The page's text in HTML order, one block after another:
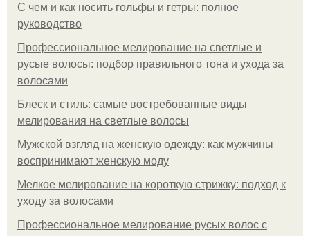
С чем и как носить гольфы и гетры: полное
руководство
Профессиональное мелирование на светлые и
русые волосы: подбор правильного тона и ухода за
волосами
Блеск и стиль: самые востребованные виды
мелирования на светлые волосы
Мужской взгляд на женскую одежду: как мужчины
воспринимают женскую моду
Мелкое мелирование на короткую стрижку: подход к
уходу за волосами
Профессиональное мелирование русых волос с